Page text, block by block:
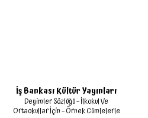
İş Bankası Kültür Yayınları
Deyimler Sözlüğü – İlkokul Ve
Ortaokullar İçin – Örnek Cümlelerle